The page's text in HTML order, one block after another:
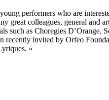
performers who are
colleagues, general and
such as Choregies
recently invited by Orfeo
»